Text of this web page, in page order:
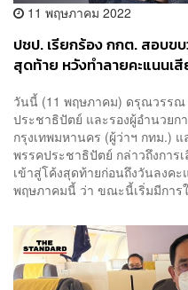
11 พฤษภาคม 2022
ปชป. เรียกร้อง กกต. สอบข
สุดท้าย หวังทำลายคะแนนเ
วันนี้ (11 พฤษภาคม) ดรุณวรร
ประชาธิปัตย์ และรองผู้อำนวยก
กรุงเทพมหานคร (ผู้ว่าฯ กทม.)
พรรคประชาธิปัตย์ กล่าวถึงการ
เข้าสู่โค้งสุดท้ายก่อนถึงวันลงค
พฤษภาคมนี้ ว่า ขณะนี้เริ่มมีการ